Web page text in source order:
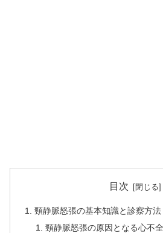
目次
頸静脈怒張の基本知識と診察方法
頸静脈怒張の原因となる心不